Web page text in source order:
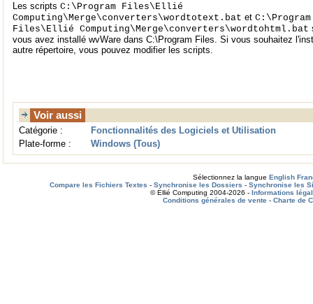
Les scripts C:\Program Files\Ellié
Computing\Merge\converters\wordtotext.bat et C:\Program
Files\Ellié Computing\Merge\converters\wordtohtml.bat
vous avez installé wvWare dans C:\Program Files. Si vous souhaitez
autre répertoire, vous pouvez modifier les scripts.
Voir aussi
Catégorie :
Fonctionnalités des Logiciels et Utilisation
Plate-forme :
Windows (Tous)
Sélectionnez la langue English
Compare les Fichiers Textes - Synchronise les Dossiers - Synchronise les
© Ellié Computing 2004-2026 - Informations
Conditions générales de vente- Charte de